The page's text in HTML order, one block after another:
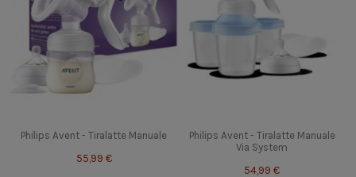
Philips Avent - Tiralatte Manuale
55,99 €
Philips Avent - Tiralatte Manuale
Via System
54,99 €